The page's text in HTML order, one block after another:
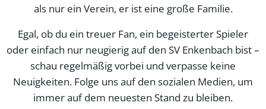
als nur ein Verein, er ist eine große Familie.
Egal, ob du ein treuer Fan, ein begeisterter Spieler
oder einfach nur neugierig auf den SV Enkenbach bist –
schau regelmäßig vorbei und verpasse keine
Neuigkeiten. Folge uns auf den sozialen Medien, um
immer auf dem neuesten Stand zu bleiben.